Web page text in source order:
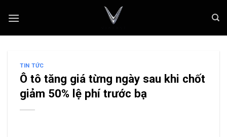
TIN TỨC
Ô tô tăng giá từng ngày sau khi chốt
giảm 50% lệ phí trước bạ